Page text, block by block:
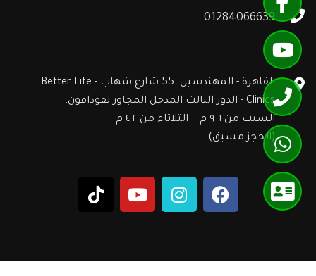
01284066639
القاهرة - المهندسين، 55 شارع شهاب - Better Life
Clinics - الدور الثالث المدخل المجاور لفودافون.
السبت من ٦-٩ م -- الثلاثاء من ٢-٤ م
(الحجز مسبق)